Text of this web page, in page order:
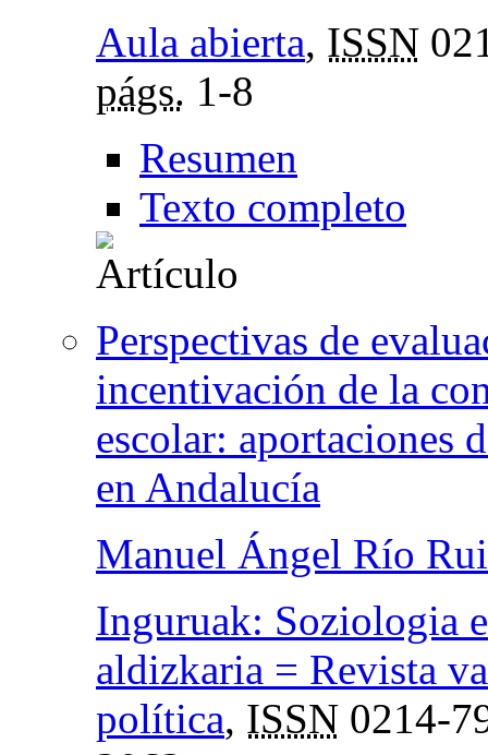
Aula abierta, ISSN
págs. 1-8
Resumen
Texto completo
Perspectivas de
incentivación de la
escolar: aportaciones
en Andalucía
Manuel Ángel Río
Inguruak: Soziologia
aldizkaria = Revista
política, ISSN 0214-